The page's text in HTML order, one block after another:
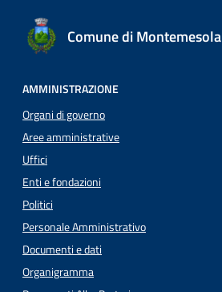
Comune di Montemesola
AMMINISTRAZIONE
Organi di governo
Aree amministrative
Uffici
Enti e fondazioni
Politici
Personale Amministrativo
Documenti e dati
Organigramma